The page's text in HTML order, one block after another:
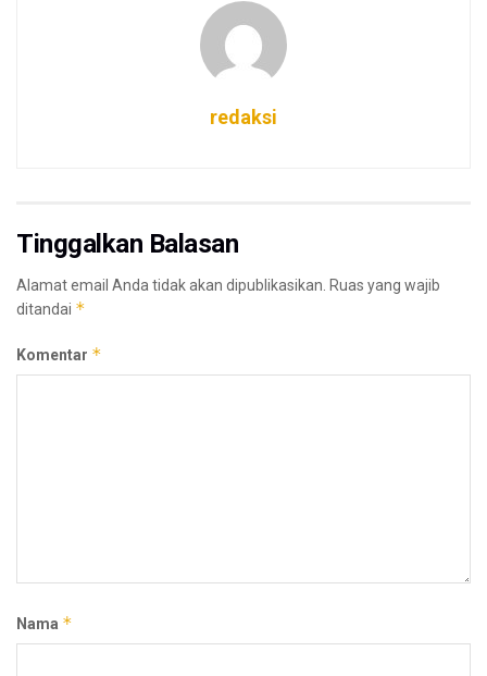
redaksi
Tinggalkan Balasan
Alamat email Anda tidak akan dipublikasikan. Ruas yang wajib
ditandai *
Komentar *
Nama *